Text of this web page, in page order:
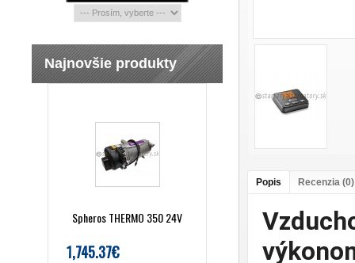
Najnovšie produkty
Spheros THERMO 350 24V
1,745.37€
Popis Recenzia (0)